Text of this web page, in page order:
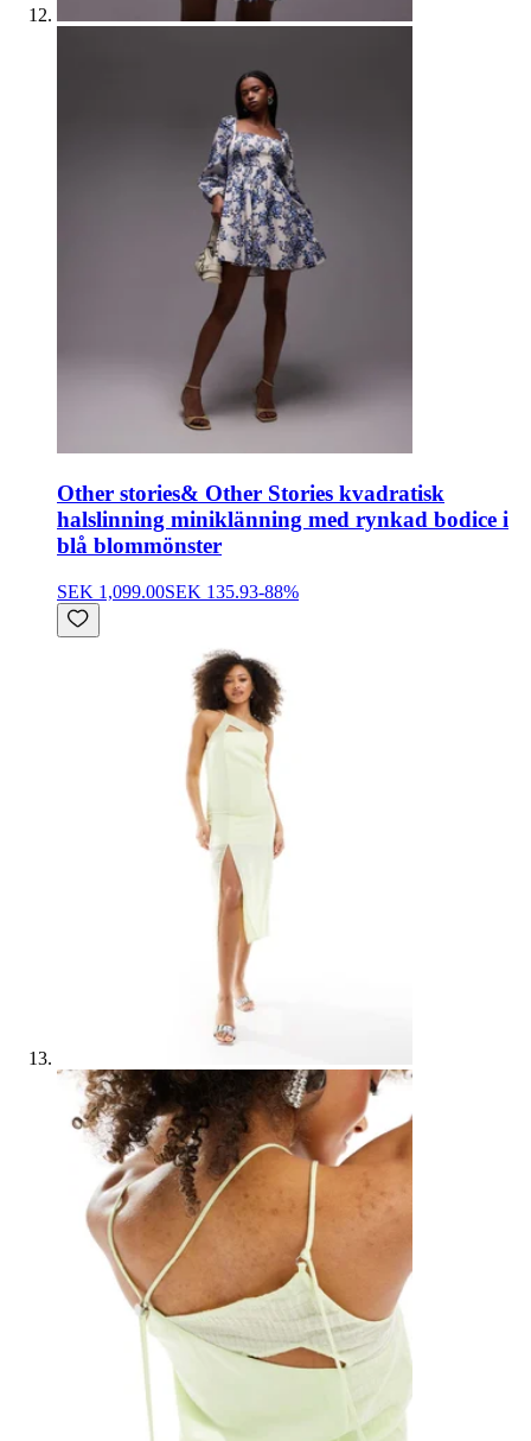
Other stories& Other Stories kvadratisk
halslinning miniklänning med rynkad bodice i
blå blommönster
SEK 1,099.00SEK 135.93-88%